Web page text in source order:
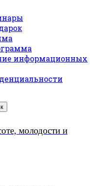
информационных
молодости и